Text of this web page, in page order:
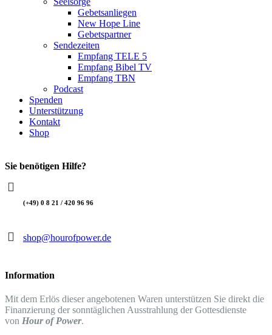
Gebetsanliegen
New Hope Line
Gebetspartner
Sendezeiten
Empfang TELE 5
Empfang Bibel TV
Empfang TBN
Podcast
Spenden
Unterstützung
Kontakt
Shop
Sie benötigen Hilfe?
(+49) 0 8 21 / 420 96 96
shop@hourofpower.de
Information
Mit dem Erlös dieser angebotenen Waren unterstützen Sie direkt die
Finanzierung der sonntäglichen Ausstrahlung der Gottesdienste
von Hour of Power.